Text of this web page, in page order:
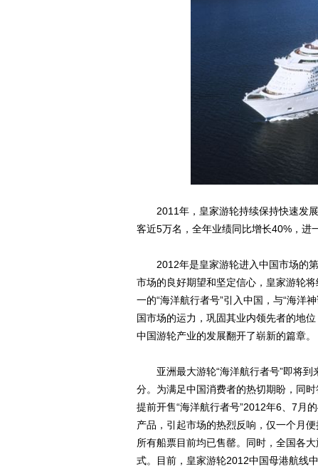
2011年，皇家游轮持续保持快速发展
客近5万名，全年业绩同比增长40%，进
2012年是皇家游轮进入中国市场的第
市场的良好期望和坚定信心，皇家游轮
一的“海洋航行者号”引入中国，与“海洋
国市场的运力，巩固其业内领先者的地
中国游轮产业的发展翻开了崭新的篇章。
亚洲最大游轮“海洋航行者号”即将到
分。为满足中国消费者的热切期盼，同
提前开售“海洋航行者号”2012年6、7月
产品，引起市场的热烈反响，仅一个月
所有船票目前均已售罄。同时，全国各
式。目前，皇家游轮2012中国母港航线